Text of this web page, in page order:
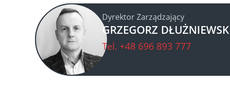
Dyrektor Zarządzający
GRZEGORZ
Tel. +48 696 893 777